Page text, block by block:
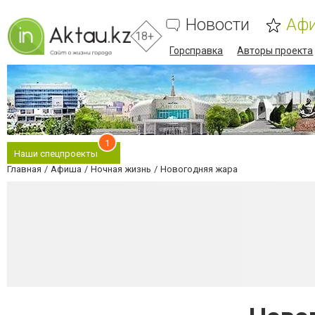
18+
Новости
Горсправка Авторы проекта
Наши спецпроекты
1
Главная Афиша Ночная жизнь Новогодняя жара